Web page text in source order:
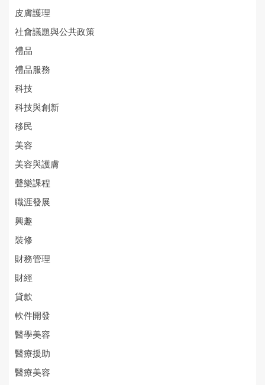
皮膚護理
社會議題與公共政策
禮品
禮品服務
科技
科技與創新
移民
美容
美容與護膚
聲樂課程
職涯發展
興趣
裝修
財務管理
財經
貸款
軟件開發
醫學美容
醫療援助
醫療美容